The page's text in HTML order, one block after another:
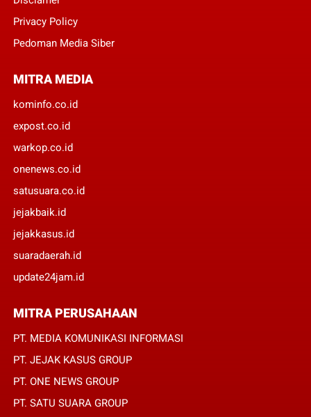
Privacy Policy
Pedoman Media Siber
MITRA MEDIA
kominfo.co.id
expost.co.id
warkop.co.id
onenews.co.id
satusuara.co.id
jejakbaik.id
jejakkasus.id
suaradaerah.id
update24jam.id
MITRA PERUSAHAAN
PT. MEDIA KOMUNIKASI INFORMASI
PT. JEJAK KASUS GROUP
PT. ONE NEWS GROUP
PT. SATU SUARA GROUP